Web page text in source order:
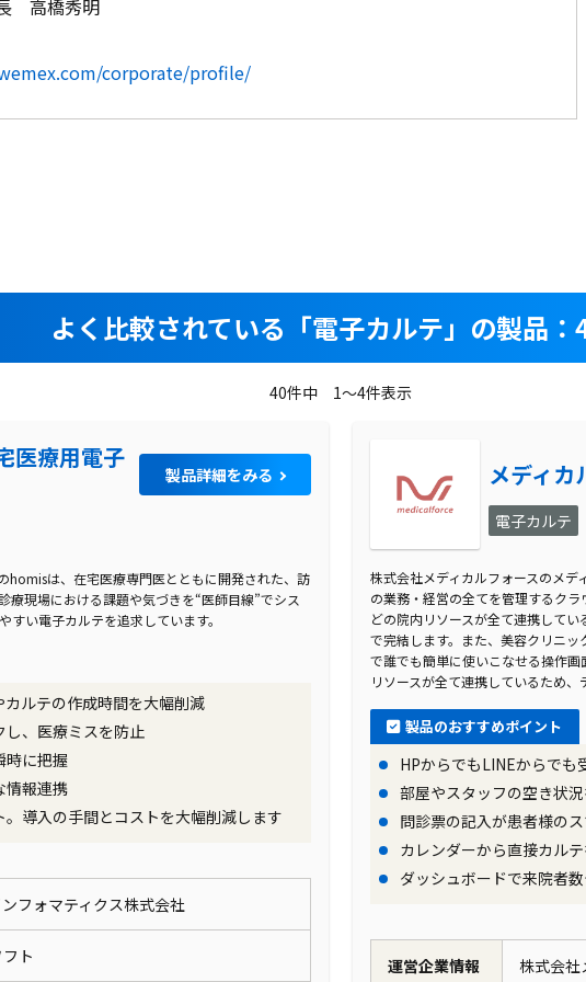
高橋秀明
corporate/profile/
よく比較されている 「電子カルテ」の製品
40件中 1～4件表示
医療用電子
製品詳細をみる
homisは、在宅医療専門医とともに開発された、訪
療現場における課題や気づきを“医師目線”でシス
い電子カルテを追求しています。
ルテの作成時間を大幅削減
し、医療ミスを防止
時に把握
情報連携
導入の手間とコストを大幅削減します
フォマティクス株式会社
フト
メディカ
電子カルテ
株式会社メディカルフォースのメ
の業務・経営の全てを管理するク
どの院内リソースが全て連携して
で完結します。また、美容クリニ
で誰でも簡単に使いこなせる操作
リソースが全て連携しているため
製品のおすすめポイント
HPからでもLINEからでも
部屋やスタッフの空き状
問診票の記入が患者様の
カレンダーから直接カル
ダッシュボードで来院者
運営企業情報 株式会社